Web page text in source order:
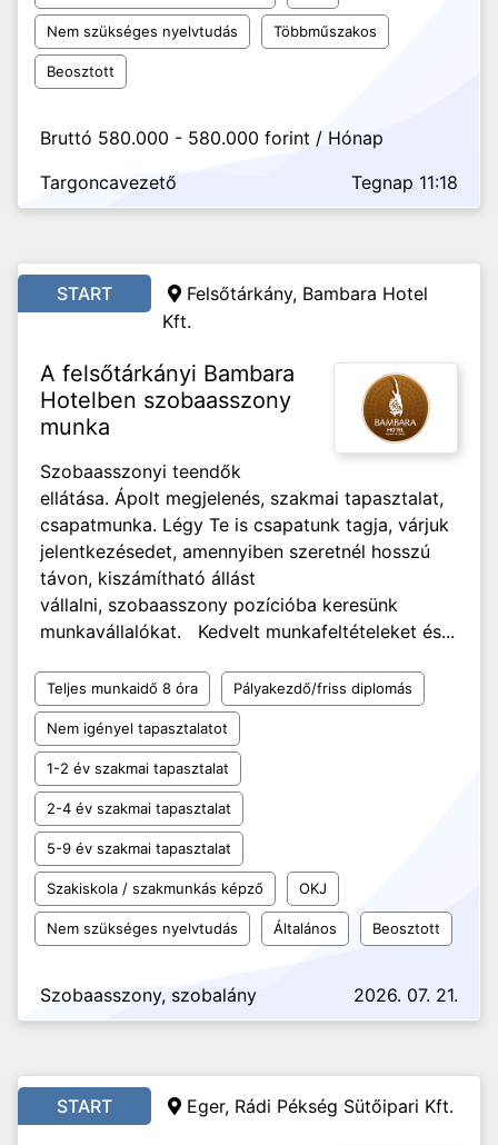
Nem szükséges nyelvtudás Többműszakos
Beosztott
Bruttó 580.000 - 580.000 forint / Hónap
Targoncavezető
Tegnap 11:18
START
Felsőtárkány, Bambara Hotel
Kft.
A felsőtárkányi Bambara
Hotelben szobaasszony
munka
Szobaasszonyi teendők
ellátása. Ápolt megjelenés, szakmai tapasztalat,
csapatmunka. Légy Te is csapatunk tagja, várjuk
jelentkezésedet, amennyiben szeretnél hosszú
távon, kiszámítható állást
vállalni, szobaasszony pozícióba keresünk
munkavállalókat. Kedvelt munkafeltételeket és...
Teljes munkaidő 8 óra Pályakezdő/friss diplomás
Nem igényel tapasztalatot
1-2 év szakmai tapasztalat
2-4 év szakmai tapasztalat
5-9 év szakmai tapasztalat
Szakiskola / szakmunkás képző OKJ
Nem szükséges nyelvtudás Általános Beosztott
Szobaasszony, szobalány 2026. 07. 21.
START Eger, Rádi Pékség Sütőipari Kft.